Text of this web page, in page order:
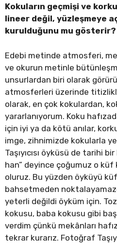
Kokuların geçmişi ve
lineer değil, yüzleşmeye
kurulduğunu mu gösterir?
Edebi metinde atmosferi,
ve okurun metinle
unsurlardan biri olarak
atmosferleri üzerinde
olarak, en çok kokulardan,
yararlanıyorum. Koku
için iyi ya da kötü anılar,
imge, zihnimizde kokularla
Taşıyıcısı öyküsü de tarihi
han” deyince çoğumuz o
oluruz. Bu yüzden öyküyü
bahsetmeden
yeterli değildi öyküm için.
kokusu, baba kokusu gibi
verdim çünkü mekânları
tekrar kurarız. Fotoğraf